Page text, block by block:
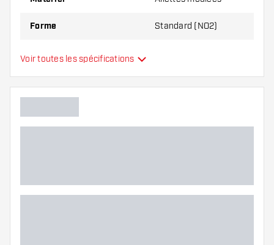
Forme Standard (NO2)
Type
Flexibilité
Voir toutes les spécifications